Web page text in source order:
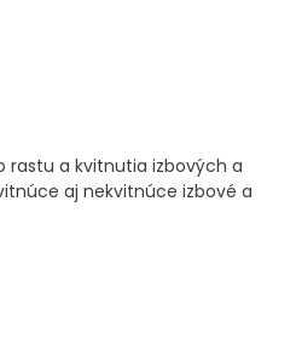
rastu a kvitnutia izbových a
aj nekvitnúce izbové a